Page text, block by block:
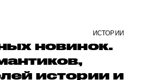
ИСТОРИИ
новинок.
истории и